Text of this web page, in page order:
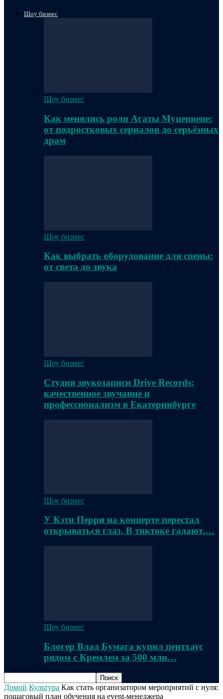
Шоу бизнес
Шоу бизнес
Как менялись роли Агаты Муцениеце:
от подростковых сериалов до серьёзных
драм
Шоу бизнес
Как выбрать оборудование для сцены:
от света до звука
Шоу бизнес
Студия звукозаписи Drive Records:
качественное звучание и
профессионализм в Екатеринбурге
Шоу бизнес
У Кэти Перри на концерте перестал
открываться глаз. В тиктоке гадают,…
Шоу бизнес
Блогер Влад Бумага купил пентхаус
рядом с Кремлем за 500 млн…
Домой Культура Как стать организатором мероприятий с нуля:
пошаговый план обучения на event-менеджера